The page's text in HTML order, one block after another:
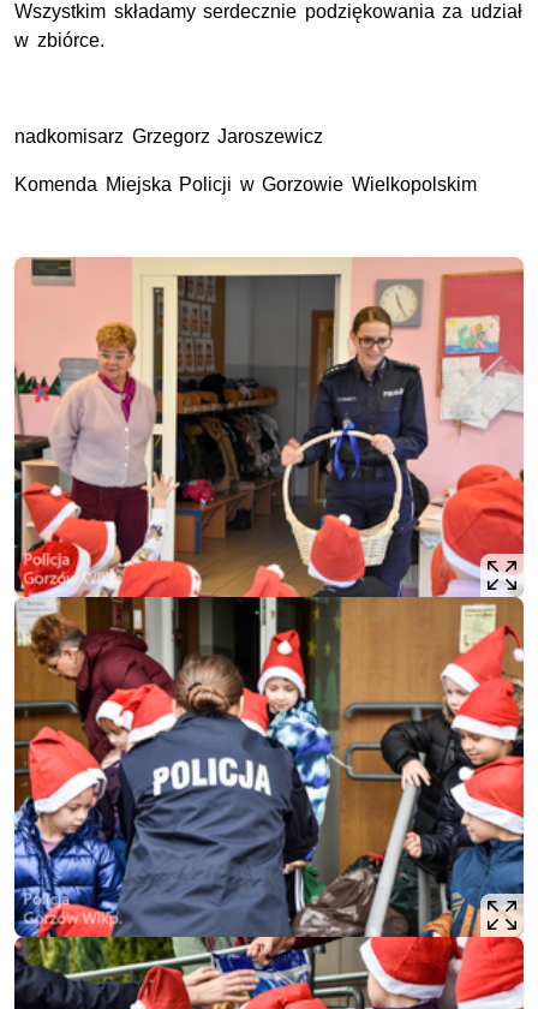
Wszystkim składamy serdecznie podziękowania za udział
w zbiórce.
nadkomisarz Grzegorz Jaroszewicz
Komenda Miejska Policji w Gorzowie Wielkopolskim